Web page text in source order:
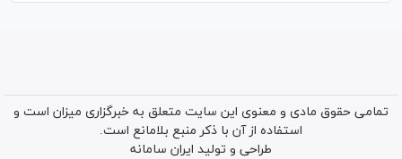
تمامی حقوق مادی و معنوی این سایت متعلق به خبرگزاری میزان است و
استفاده از آن با ذکر منبع بلامانع است.
طراحی و تولید ایران سامانه